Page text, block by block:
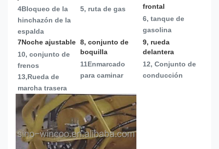
4Bloqueo de la
hinchazón de la
espalda
5, ruta de gas
frontal
6, tanque de
gasolina
7Noche ajustable
10, conjunto de
frenos
13,Rueda de
marcha trasera
8, conjunto de
boquilla
11Enmarcado
para caminar
9, rueda
delantera
12, Conjunto de
conducción